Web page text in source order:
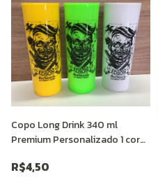
Copo Long Drink 340 ml
Premium Personalizado 1 cor
R$4,50